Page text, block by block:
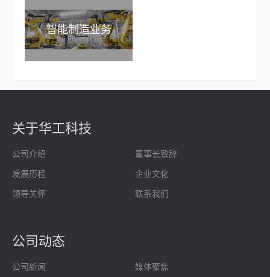
智能制造业务
关于华工科技
公司介绍 董事长致辞
发展历程 企业文化
领导关怀 联系我们
公司动态
公司新闻 媒体聚焦